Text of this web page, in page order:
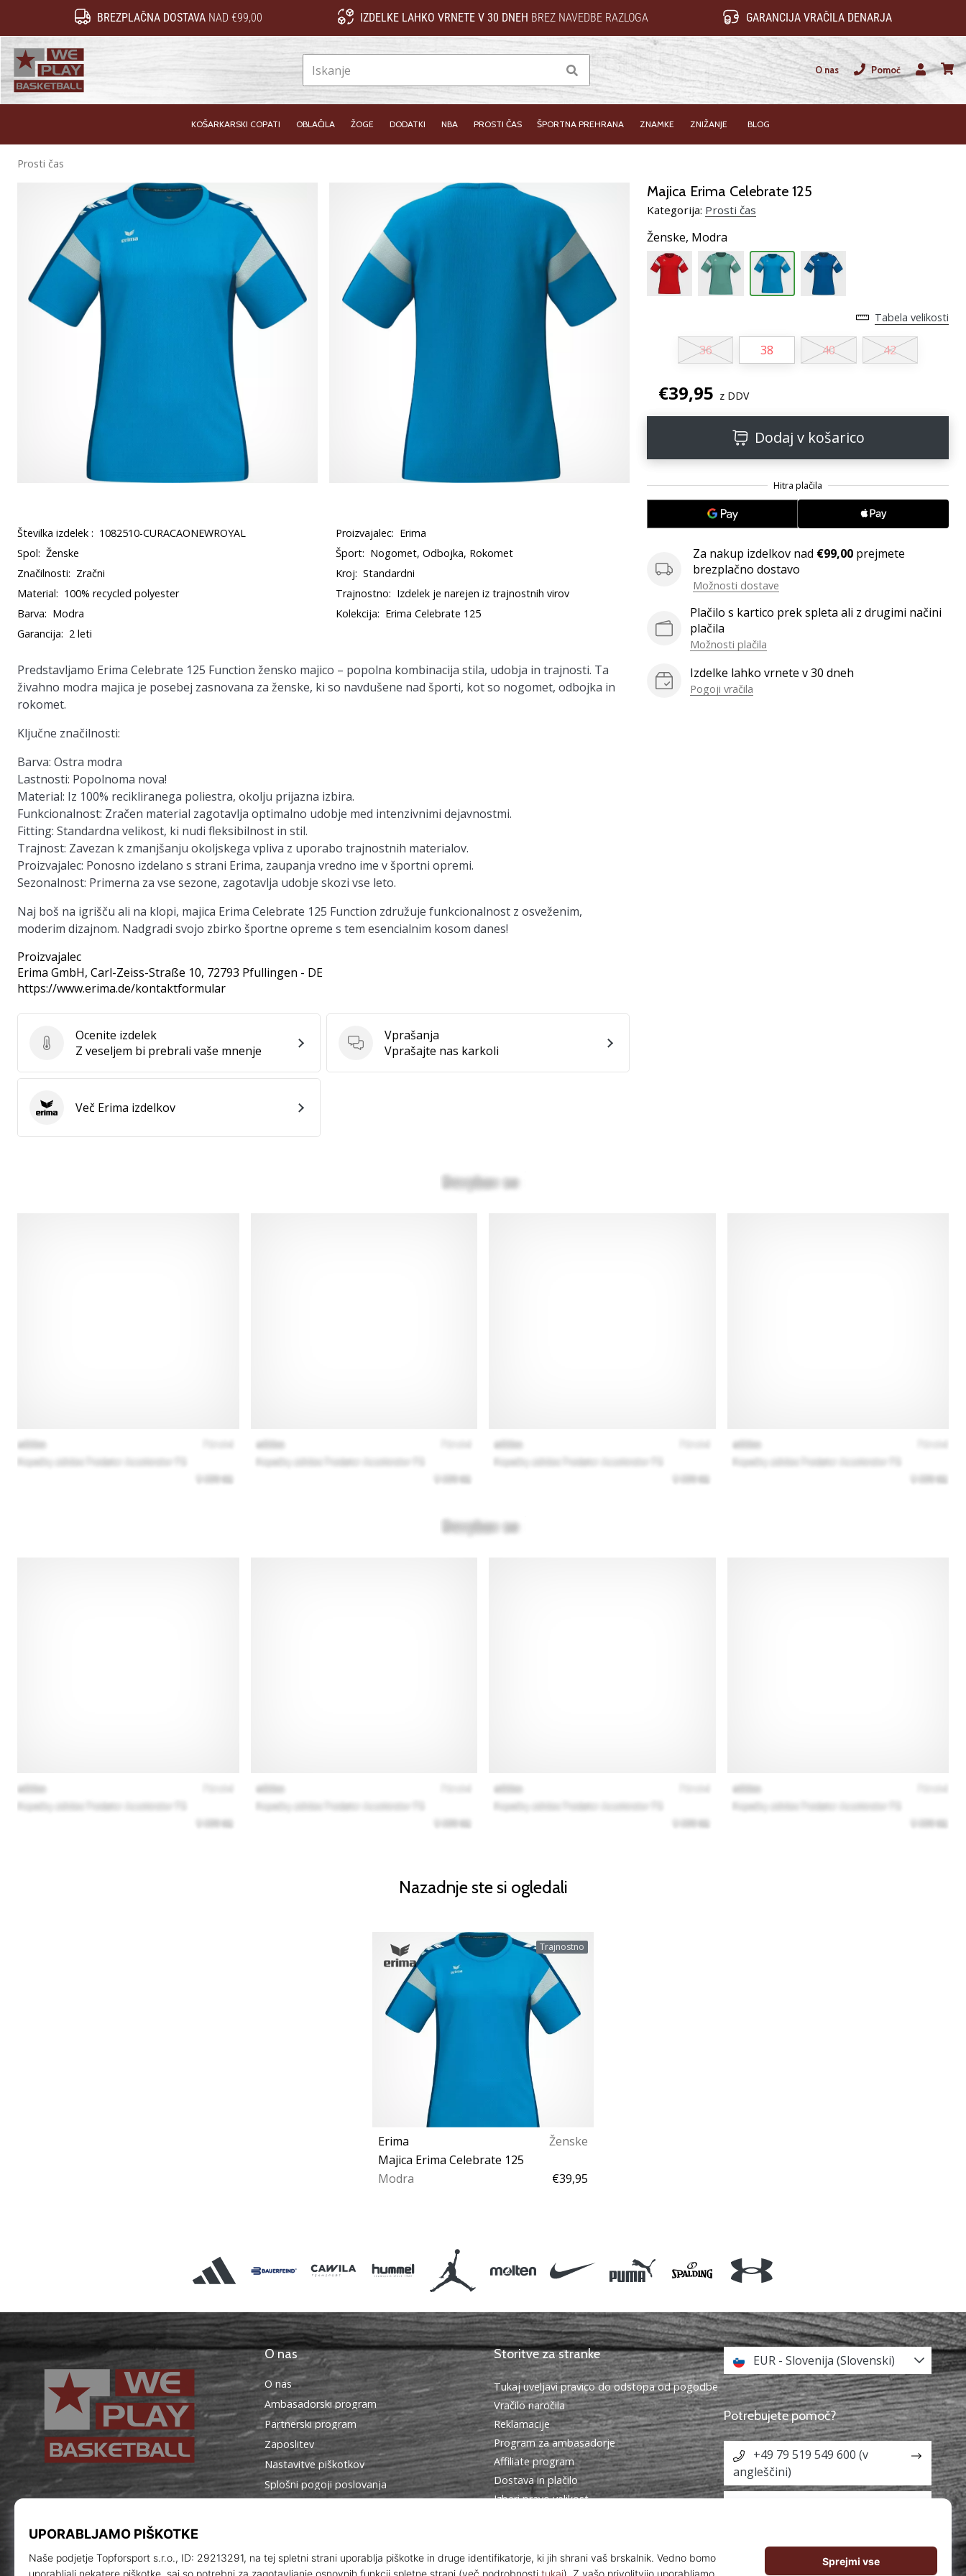
BREZPLAČNA DOSTAVA NAD €99,00 IZDELKE LAHKO VRNETE V 30 DNEH BREZ NAVEDBE RAZLOGA GARANCIJA VRAČILA DENARJA
Iskanje O nas
Pomoč
Uporabnik
KOŠARKARSKI COPATI OBLAČILA ŽOGE DODATKI NBA PROSTI ČAS ŠPORTNA PREHRANA ZNAMKE ZNIŽANJE BLOG
Prosti čas
Majica Erima Celebrate 125
Kategorija: Prosti čas
Ženske, Modra
Tabela velikosti
36 38 40 42
€39,95 z DDV
Dodaj v košarico
Za nakup izdelkov nad €99,00 prejmete
brezplačno dostavo
Možnosti dostave
Plačilo s kartico prek spleta ali z drugimi načini
plačila
Možnosti plačila
Izdelke lahko vrnete v 30 dneh
Pogoji vračila
Številka izdelek : 1082510-CURACAONEWROYAL Proizvajalec: Erima
Spol: Ženske Šport: Nogomet, Odbojka, Rokomet
Značilnosti: Zračni Kroj: Standardni
Material: 100% recycled polyester Trajnostno: Izdelek je narejen iz trajnostnih virov
Barva: Modra Kolekcija: Erima Celebrate 125
Garancija: 2 leti
Predstavljamo Erima Celebrate 125 Function žensko majico – popolna kombinacija stila, udobja in trajnosti. Ta
živahno modra majica je posebej zasnovana za ženske, ki so navdušene nad športi, kot so nogomet, odbojka in
rokomet.
Ključne značilnosti:
Barva: Ostra modra
Lastnosti: Popolnoma nova!
Material: Iz 100% recikliranega poliestra, okolju prijazna izbira.
Funkcionalnost: Zračen material zagotavlja optimalno udobje med intenzivnimi dejavnostmi.
Fitting: Standardna velikost, ki nudi fleksibilnost in stil.
Trajnost: Zavezan k zmanjšanju okoljskega vpliva z uporabo trajnostnih materialov.
Proizvajalec: Ponosno izdelano s strani Erima, zaupanja vredno ime v športni opremi.
Sezonalnost: Primerna za vse sezone, zagotavlja udobje skozi vse leto.
Naj boš na igrišču ali na klopi, majica Erima Celebrate 125 Function združuje funkcionalnost z osveženim,
moderim dizajnom. Nadgradi svojo zbirko športne opreme s tem esencialnim kosom danes!
Proizvajalec
Erima GmbH, Carl-Zeiss-Straße 10, 72793 Pfullingen - DE
https://www.erima.de/kontaktformular
Ocenite izdelek
Ocenite izdelek
Z veseljem bi prebrali vaše mnenje
Vprašanja
Vprašanja
Vprašajte nas karkoli
Erima Več Erima izdelkov
Nazadnje ste si ogledali
Trajnostno
Erima
Ženske
Majica Erima Celebrate 125
Modra
€39,95
WePlayBasketball.si
O nas
O nas
Ambasadorski program
Partnerski program
Zaposlitev
Nastavitve piškotkov
Splošni pogoji poslovanja
Storitve za stranke
Tukaj uveljavi pravico do odstopa od pogodbe
Vračilo naročila
Reklamacije
Program za ambasadorje
Affiliate program
Dostava in plačilo
Izberi pravo velikost
Politika zasebnosti
EUR - Slovenija (Slovenski)
Potrebujete pomoč?
+49 79 519 549 600 (v
angleščini)